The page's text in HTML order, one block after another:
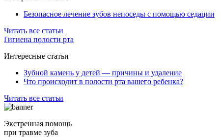
Безопасное лечение зубов непоседы с помощью седации
Читать все статьи
Гигиена полости рта
Интересные статьи
Зубной камень у детей — причины и удаление
Что происходит в полости рта вашего ребенка?
Читать все статьи
Экстренная помощь
при травме зуба